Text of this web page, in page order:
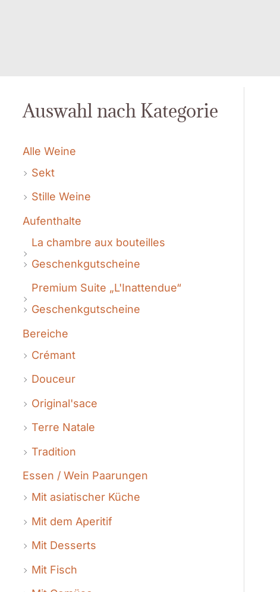
Auswahl nach Kategorie
Alle Weine
Sekt
Stille Weine
Aufenthalte
La chambre aux bouteilles
Geschenkgutscheine
Premium Suite „L'Inattendue“
Geschenkgutscheine
Bereiche
Crémant
Douceur
Original'sace
Terre Natale
Tradition
Essen / Wein Paarungen
Mit asiatischer Küche
Mit dem Aperitif
Mit Desserts
Mit Fisch